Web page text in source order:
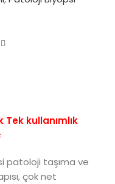
Tek kullanımlık
patoloji taşıma ve
çok net